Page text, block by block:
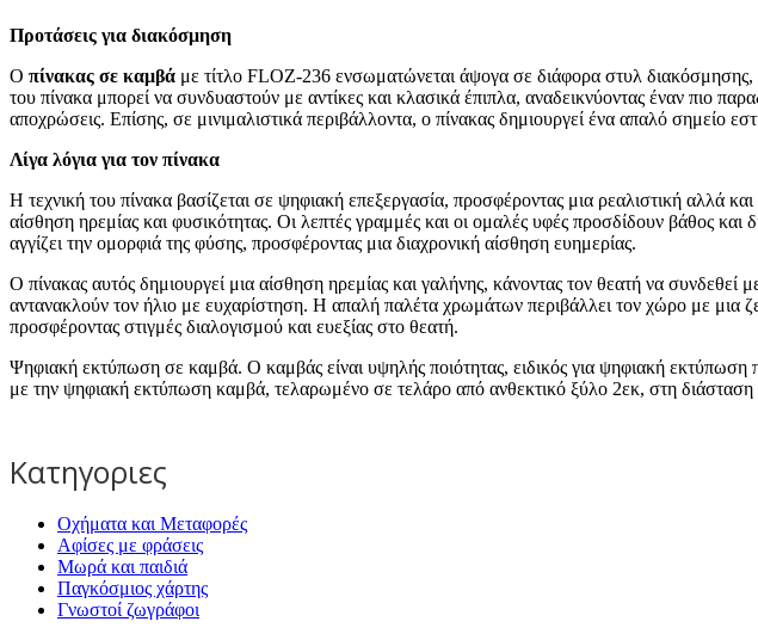
Προτάσεις για διακόσμηση
Ο πίνακας σε καμβά με τίτλο FLOZ-236 ενσωματώνεται άψογα σε διάφορα στυλ
του πίνακα μπορεί να συνδυαστούν με αντίκες και κλασικά έπιπλα, αναδεικνύοντας έναν πιο
αποχρώσεις. Επίσης, σε μινιμαλιστικά περιβάλλοντα, ο πίνακας δημιουργεί ένα απαλό σημείο
Λίγα λόγια για τον πίνακα
Η τεχνική του πίνακα βασίζεται σε ψηφιακή επεξεργασία, προσφέροντας μια ρεαλιστική αλλά
αίσθηση ηρεμίας και φυσικότητας. Οι λεπτές γραμμές και οι ομαλές υφές προσδίδουν βάθος
αγγίζει την ομορφιά της φύσης, προσφέροντας μια διαχρονική αίσθηση ευημερίας.
Ο πίνακας αυτός δημιουργεί μια αίσθηση ηρεμίας και γαλήνης, κάνοντας τον θεατή να
αντανακλούν τον ήλιο με ευχαρίστηση. Η απαλή παλέτα χρωμάτων περιβάλλει τον χώρο με
προσφέροντας στιγμές διαλογισμού και ευεξίας στο θεατή.
Ψηφιακή εκτύπωση σε καμβά. Ο καμβάς είναι υψηλής ποιότητας, ειδικός για ψηφιακή
με την ψηφιακή εκτύπωση καμβά, τελαρωμένο σε τελάρο από ανθεκτικό ξύλο 2εκ, στη διάσταση
Κατηγοριες
Οχήματα και Μεταφορές
Αφίσες με φράσεις
Μωρά και παιδιά
Παγκόσμιος χάρτης
Γνωστοί ζωγράφοι